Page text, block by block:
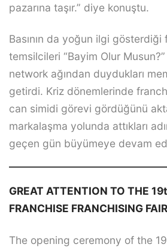
pazarına taşır.” diye konuştu.
Basının da yoğun ilgi gösterdiği
temsilcileri “Bayim Olur Musun?”
network ağından duydukları
getirdi. Kriz dönemlerinde
can simidi görevi gördüğünü
markalaşma yolunda attıkları
geçen gün büyümeye devam
GREAT ATTENTION TO THE
FRANCHISE FRANCHISING FAIR
The opening ceremony of the